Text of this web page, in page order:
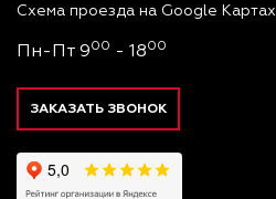
Схема проезда на Google Картах
Пн-Пт 900 - 1800
ЗАКАЗАТЬ ЗВОНОК